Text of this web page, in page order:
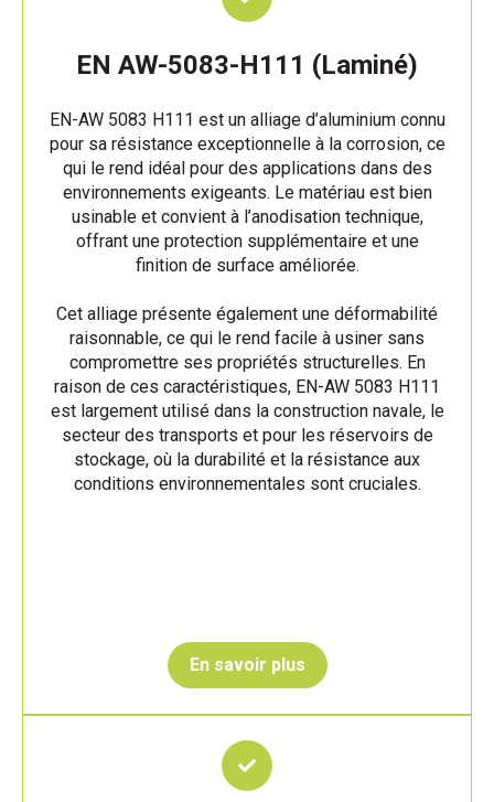
EN AW-5083-H111 (Laminé)
EN-AW 5083 H111 est un alliage d’aluminium connu
pour sa résistance exceptionnelle à la corrosion, ce
qui le rend idéal pour des applications dans des
environnements exigeants. Le matériau est bien
usinable et convient à l’anodisation technique,
offrant une protection supplémentaire et une
finition de surface améliorée.
Cet alliage présente également une déformabilité
raisonnable, ce qui le rend facile à usiner sans
compromettre ses propriétés structurelles. En
raison de ces caractéristiques, EN-AW 5083 H111
est largement utilisé dans la construction navale, le
secteur des transports et pour les réservoirs de
stockage, où la durabilité et la résistance aux
conditions environnementales sont cruciales.
En savoir plus